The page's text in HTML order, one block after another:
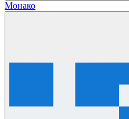
Монако